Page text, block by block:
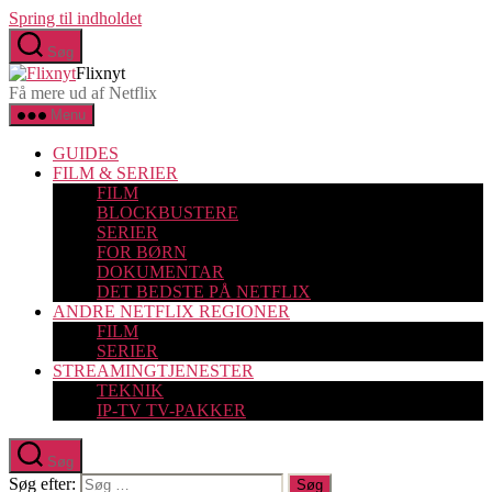
Spring til indholdet
Søg
Flixnyt
Få mere ud af Netflix
Menu
GUIDES
FILM & SERIER
FILM
BLOCKBUSTERE
SERIER
FOR BØRN
DOKUMENTAR
DET BEDSTE PÅ NETFLIX
ANDRE NETFLIX REGIONER
FILM
SERIER
STREAMINGTJENESTER
TEKNIK
IP-TV TV-PAKKER
Søg
Søg efter: